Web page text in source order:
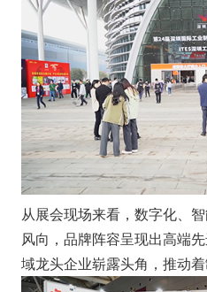
从展会现场来看，数字化、
风向，品牌阵容呈现出高端
域龙头企业崭露头角，推动着